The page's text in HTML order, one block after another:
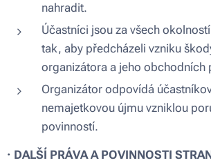
nahradit.
Účastníci jsou za všech
tak, aby předcházeli vzniku
organizátora a jeho obchodních
Organizátor odpovídá
nemajetkovou újmu vzniklou
povinností.
· DALŠÍ PRÁVA A POVINNOSTI